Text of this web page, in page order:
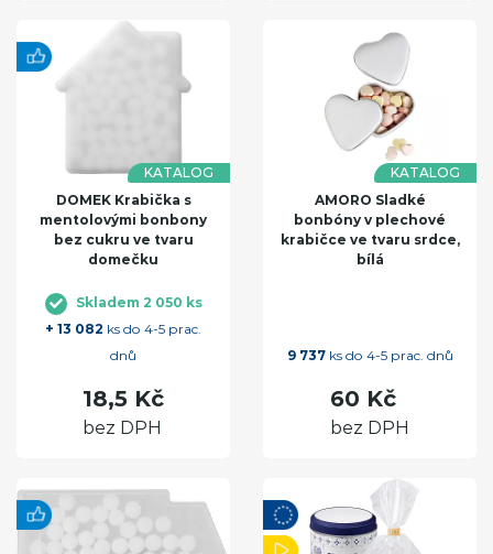
KATALOG
DOMEK Krabička s
mentolovými bonbony
bez cukru ve tvaru
domečku
Skladem 2 050 ks
+ 13 082 ks do 4-5 prac.
dnů
18,5 Kč
bez DPH
KATALOG
AMORO Sladké
bonbóny v plechové
krabičce ve tvaru srdce,
bílá
9 737ks do 4-5 prac. dnů
60 Kč
bez DPH